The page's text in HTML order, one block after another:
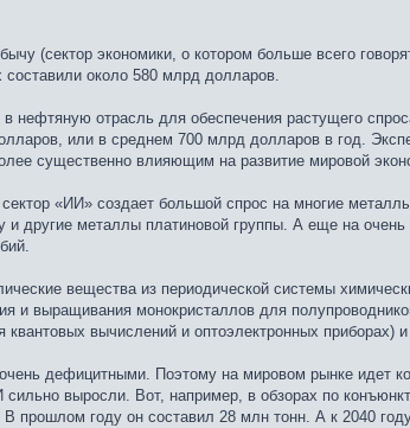
(сектор экономики, о котором больше всего
составили около 580 млрд долларов.
нефтяную отрасль для обеспечения растущего
или в среднем 700 млрд долларов в год.
существенно влияющим на развитие мировой
«ИИ» создает большой спрос на многие
другие металлы платиновой группы. А еще на
вещества из периодической системы
и выращивания монокристаллов для
квантовых вычислений и оптоэлектронных приборах)
дефицитными. Поэтому на мировом рынке идет
выросли. Вот, например, в обзорах по
прошлом году он составил 28 млн тонн. А к 2040